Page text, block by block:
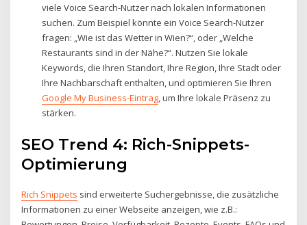
viele Voice Search-Nutzer nach lokalen Informationen
suchen. Zum Beispiel könnte ein Voice Search-Nutzer
fragen: „Wie ist das Wetter in Wien?“, oder „Welche
Restaurants sind in der Nähe?“. Nutzen Sie lokale
Keywords, die Ihren Standort, Ihre Region, Ihre Stadt oder
Ihre Nachbarschaft enthalten, und optimieren Sie Ihren
Google My Business-Eintrag, um Ihre lokale Präsenz zu
stärken.
SEO Trend 4: Rich-Snippets-
Optimierung
Rich Snippets sind erweiterte Suchergebnisse, die zusätzliche
Informationen zu einer Webseite anzeigen, wie z.B.: